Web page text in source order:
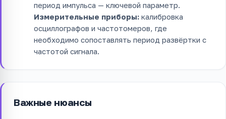
период импульса — ключевой параметр.
Измерительные приборы: калибровка
осциллографов и частотомеров, где
необходимо сопоставлять период развёртки с
частотой сигнала.
Важные нюансы